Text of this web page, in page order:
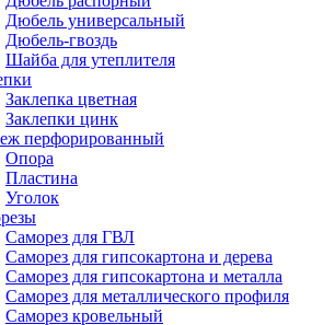
Дюбель универсальный
Дюбель-гвоздь
Шайба для утеплителя
Заклепка цветная
Заклепки цинк
перфорированный
Опора
Пластина
Уголок
Саморез для ГВЛ
Саморез для гипсокартона и дерева
Саморез для гипсокартона и металла
Саморез для металлического профиля
Саморез кровельный